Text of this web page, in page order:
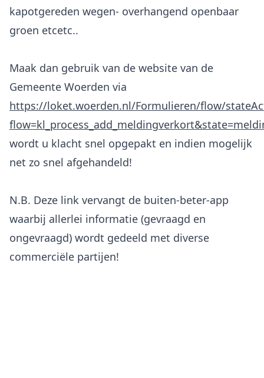
kapotgereden wegen- overhangend openbaar
groen etcetc..
Maak dan gebruik van de website van de
Gemeente Woerden via
https://loket.woerden.nl/Formulieren/flow/
wordt u klacht snel opgepakt en indien mogelijk
net zo snel afgehandeld!
N.B. Deze link vervangt de buiten-beter-app
waarbij allerlei informatie (gevraagd en
ongevraagd) wordt gedeeld met diverse
commerciële partijen!